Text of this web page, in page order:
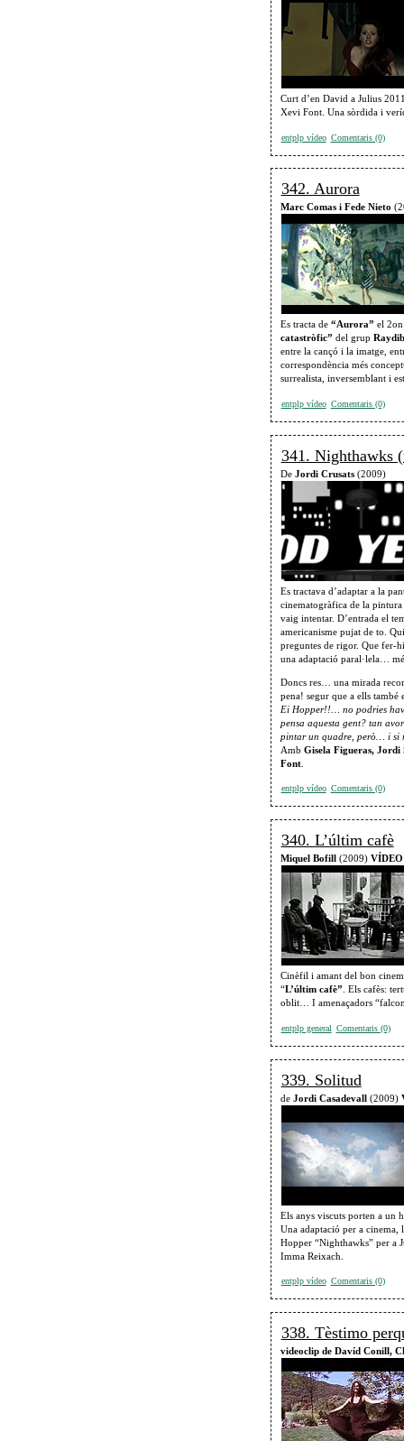
Curt d’en David a Julius
Xevi Font. Una sòrdida i
entplp vídeo Comentaris (0)
342. Aurora
Marc Comas i Fede Nieto
Es tracta de “Aurora” el
catastròfic” del grup
entre la cançó i la imatge,
correspondència més
surrealista, inversemblant i
entplp vídeo Comentaris (0)
341. Nighthawks
De Jordi Crusats (2009)
Es tractava d’adaptar a la
cinematogràfica de la pintura
vaig intentar. D’entrada el
americanisme pujat de to.
preguntes de rigor. Que fer-
una adaptació paral·lela…
Doncs res… una mirada
pena! segur que a ells també
Ei Hopper!!… no podries
pensa aquesta gent? tan
pintar un quadre, però… i si
Amb Gisela Figueras, Jordi
Font.
entplp vídeo Comentaris (0)
340. L’últim cafè
Miquel Bofill (2009) VÍDEO
Cinèfil i amant del bon
“L’últim cafè” . Els cafès:
oblit… I amenaçadors
entplp general Comentaris (0)
339. Solitud
de Jordi Casadevall (2009)
Els anys viscuts porten a un
Una adaptació per a
Hopper “Nighthawks” per a
Imma Reixach.
entplp vídeo Comentaris (0)
338. Tèstimo
videoclip de Davíd Conill,